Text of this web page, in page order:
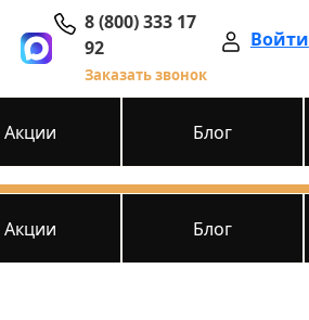
8 (800) 333 17
92
Заказать звонок
Войти
Акции Блог
Акции Блог